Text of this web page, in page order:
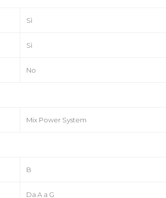
Sì
Sì
No
Mix Power System
B
Da A a G